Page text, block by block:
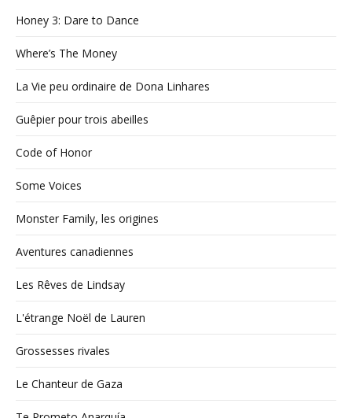
Honey 3: Dare to Dance
Where’s The Money
La Vie peu ordinaire de Dona Linhares
Guêpier pour trois abeilles
Code of Honor
Some Voices
Monster Family, les origines
Aventures canadiennes
Les Rêves de Lindsay
L'étrange Noël de Lauren
Grossesses rivales
Le Chanteur de Gaza